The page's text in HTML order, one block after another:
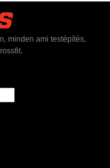
minden ami testépítés,